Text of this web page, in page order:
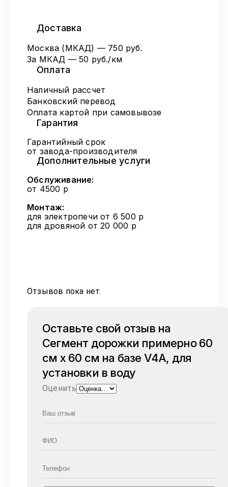
Доставка
Москва (МКАД) — 750 руб.
За МКАД — 50 руб./км
Оплата
Наличный рассчет
Банковский перевод
Оплата картой при самовывозе
Гарантия
Гарантийный срок
от завода-производителя
Дополнительные услуги
Обслуживание:
от 4500 р
Монтаж:
для электропечи от 6 500 р
для дровяной от 20 000 р
Отзывов пока нет.
Оставьте свой отзыв на
Cегмент дорожки примерно 60
см х 60 см на базе V4A, для
установки в воду
Оценить